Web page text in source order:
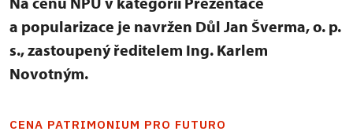
a popularizace je navržen Důl Jan Šverma, o. p.
s., zastoupený ředitelem Ing. Karlem
Novotným.
CENA PATRIMONIUM PRO FUTURO